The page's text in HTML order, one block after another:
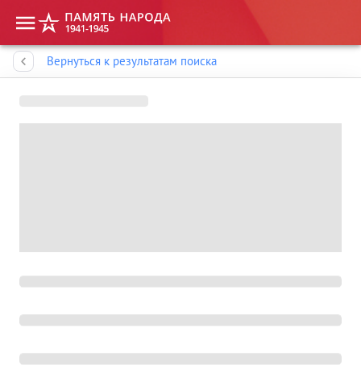
Вернуться к результатам поиска
Память народа